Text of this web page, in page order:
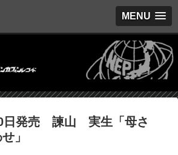
MENU
日発売 諫山 実生「母さ
」